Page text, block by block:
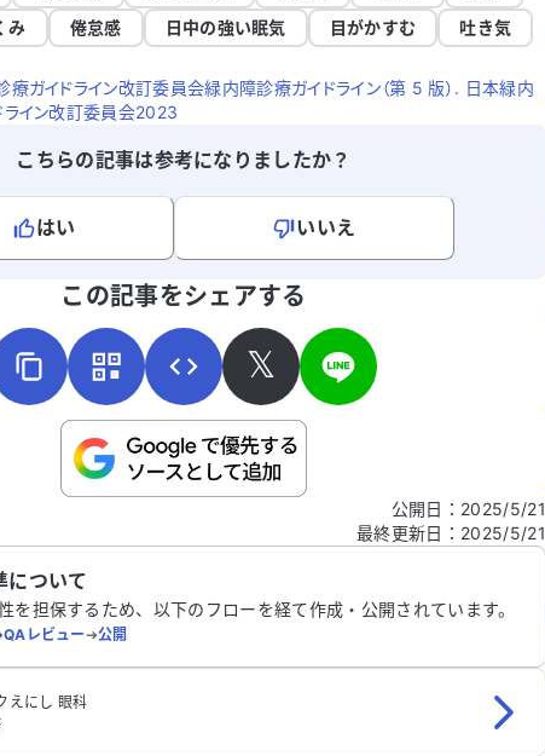
み 倦怠感 日中の強い眠気 目がかすむ
吐き気
ガイドライン改訂委員会緑内障診療ガイドライン（第 5 版）. 日本緑内
イン改訂委員会2023
こちらの記事は参考になりましたか？
はい
いいえ
のフォームです。氏名やご自身の病気の詳細などの個人情報は入れないでくだ
この記事をシェアする
𝕏
公開日 ： 2025/5/21
最終更新日 ： 2025/5/21
について
を担保するため、以下のフローを経て作成・公開されています。
QAレビュー➔公開
えにし 眼科